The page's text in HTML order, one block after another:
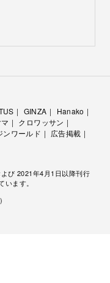
GINZA
Hanako
クロワッサン
ンワールド
広告掲載
び 2021年4月1日以降刊行
ます。